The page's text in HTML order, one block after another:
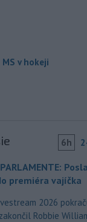
MS v hokeji
6h
premiéra vajíčka
2026
Robbie